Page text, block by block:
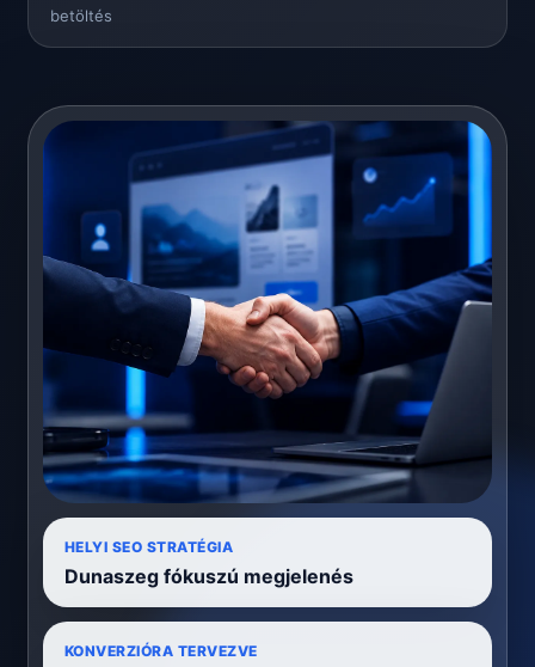
betöltés
HELYI SEO STRATÉGIA
Dunaszeg fókuszú megjelenés
KONVERZIÓRA TERVEZVE